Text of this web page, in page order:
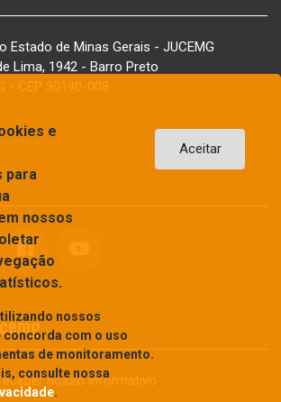
Estado de Minas Gerais - JUCEMG
Lima, 1942 - Barro Preto
nosso informativo
e
para
nossos
nossos
concorda com o uso
de monitoramento.
consulte nossa
.
Aceitar